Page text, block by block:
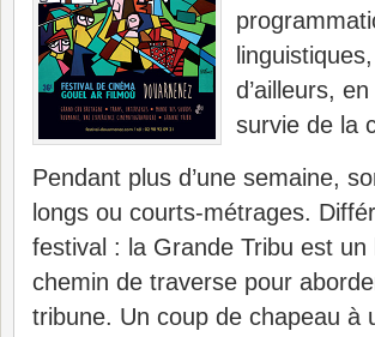
d’ailleurs,
survie de la
Pendant plus d’une semaine,
longs ou courts-métrages.
festival : la Grande Tribu est
chemin de traverse pour
tribune. Un coup de chapeau à